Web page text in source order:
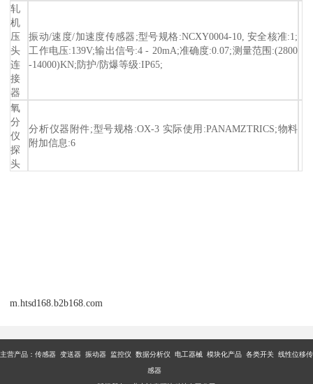
轧
机
压
头
连
接
器
振动/速度/加速度传感器;型号规格:NCXY0004-10, 安全核准:1;
工作电压:139V;输出信号:4 - 20mA;准确度:0.07;测量范围:(2800
-14000)KN;防护/防爆等级:IP65;
氧
分
仪
探
头
分析仪器附件;型号规格:OX-3 实际使用:PANAMZTRICS;物料
附加信息:6
m.htsd168.b2b168.com
主营产品：传感器 变送器 振动器 监控仪 数据分析仪 电工器械 模块化产品 各类开关 线性位移传
感器